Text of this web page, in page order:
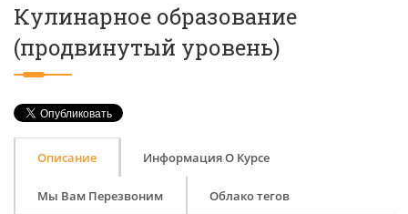
Кулинарное образование
(продвинутый уровень)
Описание Информация О Курсе
Мы Вам Перезвоним Облако тегов